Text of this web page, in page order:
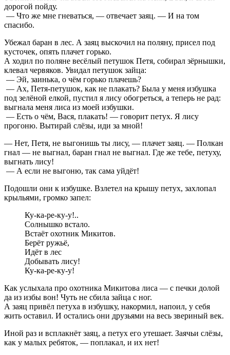
дорогой пойду.
— Что же мне гневаться, — отвечает заяц. — И на том
спасибо.
Убежал баран в лес. А заяц выскочил на поляну, присел под
кусточек, опять плачет горько.
А ходил по поляне весёлый петушок Петя, собирал зёрнышки,
клевал червяков. Увидал петушок зайца:
— Эй, заинька, о чём горько плачешь?
— Ах, Петя-петушок, как не плакать? Была у меня избушка
под зелёной елкой, пустил я лису обогреться, а теперь не рад:
выгнала меня лиса из моей избушки.
— Есть о чём, Вася, плакать! — говорит петух. Я лису
прогоню. Вытирай слёзы, иди за мной!
— Нет, Петя, не выгонишь ты лису, — плачет заяц. — Полкан
гнал — не выгнал, баран гнал не выгнал. Где же тебе, петуху,
выгнать лису!
— А если не выгоню, так сама уйдёт!
Подошли они к избушке. Взлетел на крышу петух, захлопал
крыльями, громко запел:
Ку-ка-ре-ку-у!..
Солнышко встало.
Встаёт охотник Микитов.
Берёт ружьё,
Идёт в лес
Добывать лису!
Ку-ка-ре-ку-у!
Как услыхала про охотника Микитова лиса — с печки долой
да из избы вон! Чуть не сбила зайца с ног.
А заяц привёл петуха в избушку, накормил, напоил, у себя
жить оставил. И остались они друзьями на весь звериный век.
Иной раз и всплакнёт заяц, а петух его утешает. Заячьи слёзы,
как у малых ребяток, — поплакал, и их нет!